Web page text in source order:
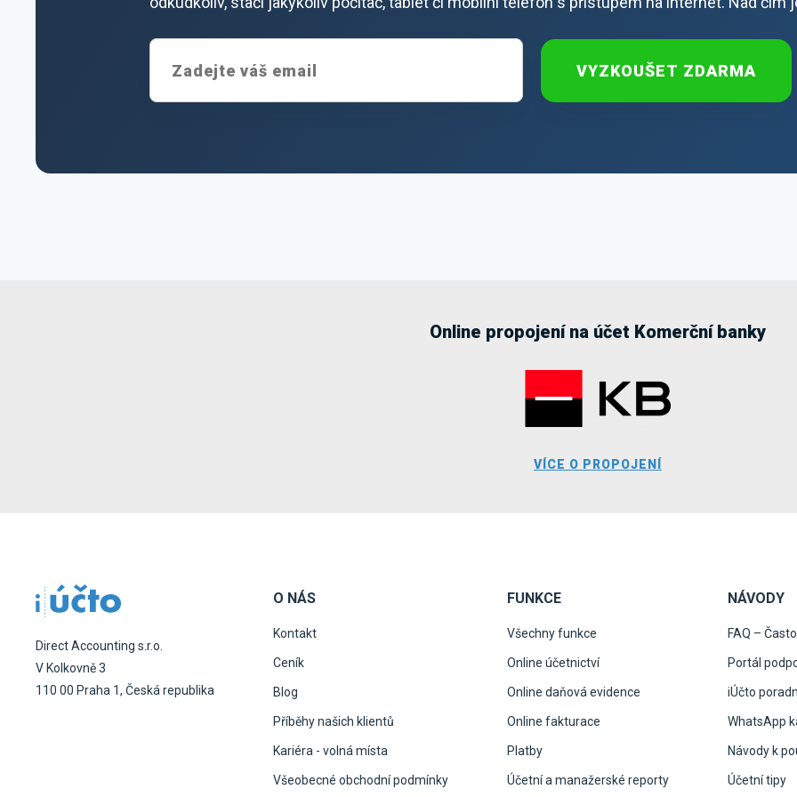
VYZKOUŠET ZDARMA
Online propojení na účet Komerční banky
VÍCE O PROPOJENÍ
Direct Accounting s.r.o.
V Kolkovně 3
110 00 Praha 1, Česká republika
O NÁS
Kontakt
Ceník
Blog
Příběhy našich klientů
Kariéra - volná místa
Všeobecné obchodní podmínky
FUNKCE
Všechny funkce
Online účetnictví
Online daňová evidence
Online fakturace
Platby
Účetní a manažerské reporty
NÁVODY
FAQ –
Portál
iÚčto
WhatsApp
Návody k
Účetní tipy